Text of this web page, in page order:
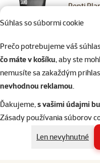
Súhlas so súbormi cookie
Prečo potrebujeme váš
čo máte v košíku, aby ste
nemusíte sa zakaždým
nevhodnou reklamou.
Ďakujeme,s vašimi údajmi
Zásady používania súborov
Len nevyhnutné
Repti
piesok
značka
Skladom
Repti
substrát